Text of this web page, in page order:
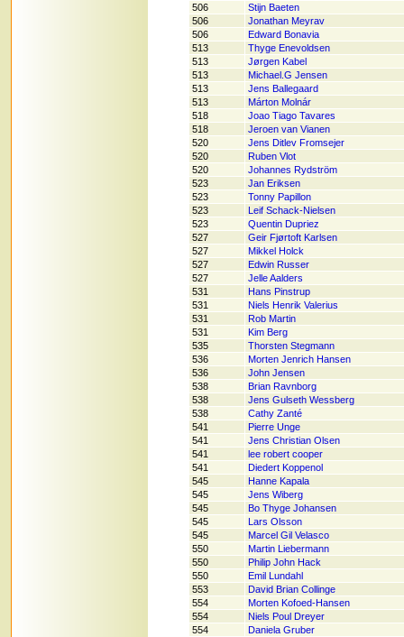
506
Stijn Baeten
506
Jonathan Meyrav
506
Edward Bonavia
513
Thyge Enevoldsen
513
Jørgen Kabel
513
Michael.G Jensen
513
Jens Ballegaard
513
Márton Molnár
518
Joao Tiago Tavares
518
Jeroen van Vianen
520
Jens Ditlev Fromsejer
520
Ruben Vlot
520
Johannes Rydström
523
Jan Eriksen
523
Tonny Papillon
523
Leif Schack-Nielsen
523
Quentin Dupriez
527
Geir Fjørtoft Karlsen
527
Mikkel Holck
527
Edwin Russer
527
Jelle Aalders
531
Hans Pinstrup
531
Niels Henrik Valerius
531
Rob Martin
531
Kim Berg
535
Thorsten Stegmann
536
Morten Jenrich Hansen
536
John Jensen
538
Brian Ravnborg
538
Jens Gulseth Wessberg
538
Cathy Zanté
541
Pierre Unge
541
Jens Christian Olsen
541
lee robert cooper
541
Diedert Koppenol
545
Hanne Kapala
545
Jens Wiberg
545
Bo Thyge Johansen
545
Lars Olsson
545
Marcel Gil Velasco
550
Martin Liebermann
550
Philip John Hack
550
Emil Lundahl
553
David Brian Collinge
554
Morten Kofoed-Hansen
554
Niels Poul Dreyer
554
Daniela Gruber